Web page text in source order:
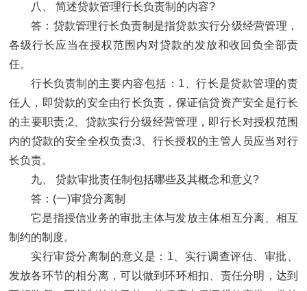
八、 简述贷款管理行长负责制的内容?
答：贷款管理行长负责制是指贷款实行分级经营管理，
各级行长应当在授权范围内对贷款的发放和收回负全部责
任。
行长负责制的主要内容包括：1、行长是贷款管理的责
任人，即贷款的安全由行长负责，保证信贷资产安全是行长
的主要职责;2、贷款实行分级经营管理，即行长对授权范围
内的贷款的安全全权负责;3、行长授权的主管人员应当对行
长负责。
九、 贷款审批责任制包括哪些及其概念和意义?
答：(一)审贷分离制
它是指授信业务的审批主体与发放主体相互分离、相互
制约的制度。
实行审贷分离制的意义是：1、实行调查评估、审批、
发放各环节的相分离，可以做到环环相扣、责任分明，达到